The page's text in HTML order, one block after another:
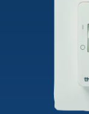
Smart
Foco LED
Sistema
Theben